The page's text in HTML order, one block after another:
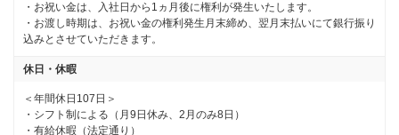
・お祝い金は、入社日から1ヵ月後に権利が発生いたします。
・お渡し時期は、お祝い金の権利発生月末締め、翌月末払いにて銀行振り
込みとさせていただきます。
休日・休暇
＜年間休日107日＞
・シフト制による（月9日休み、2月のみ8日）
・有給休暇（法定通り）